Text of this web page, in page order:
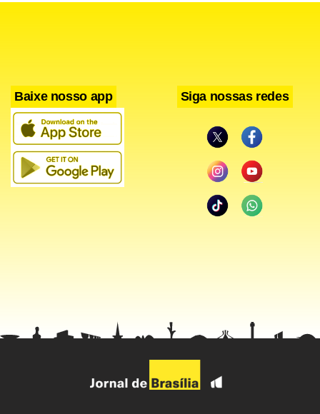
No único debate em que participou não havia nenhum
representante petista, já que, na época, o partido ainda
insistia em Lula, que estava preso. Foi apenas no segundo
debate que Fernando Haddad, antes vice de Lula, se tornou
Bolsonaro coloca condições para a participação.
organizar o debate, que levem à risca bastante essa
Baixe nosso app Siga nossas redes